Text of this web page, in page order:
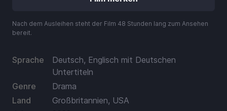
Einlösen
Nach dem Ausleihen steht der Film 48 Stunden lang zum Ansehen
bereit.
Sprache
Deutsch, Englisch mit Deutschen
Untertiteln
Genre
Drama
Land
Großbritannien, USA